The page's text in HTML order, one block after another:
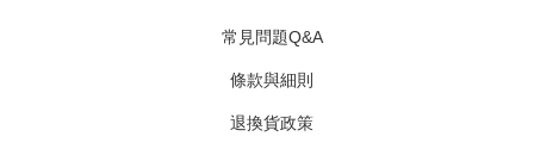
常見問題Q&A
條款與細則
退換貨政策